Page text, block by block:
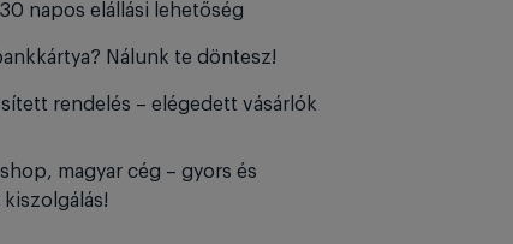
napos elállási lehetőség
Nálunk te döntesz!
rendelés – elégedett vásárlók
magyar cég – gyors és